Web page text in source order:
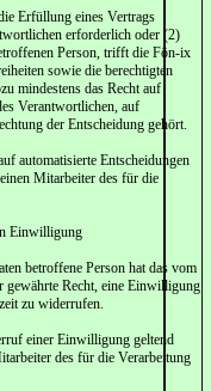
Erfüllung eines Vertrags
erforderlich oder (2)
Person, trifft die Fön-ix
sowie die berechtigten
mindestens das Recht auf
Verantwortlichen, auf
der Entscheidung gehört.
automatisierte Entscheidungen
Mitarbeiter des für die
Einwilligung
betroffene Person hat das vom
gewährte Recht, eine Einwilligung
zu widerrufen.
einer Einwilligung geltend
des für die Verarbeitung